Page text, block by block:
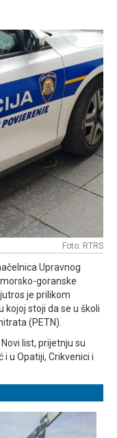
Foto: RTRS
Upravnog
goranske
je prilikom
kojoj stoji da se u školi
(PETN).
list, prijetnju su
i u Opatiji, Crikvenici i